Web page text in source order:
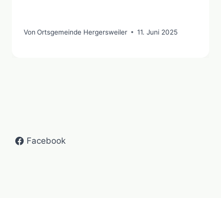
Von Ortsgemeinde Hergersweiler 11. Juni 2025
Facebook